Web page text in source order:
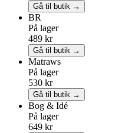
Gå til butik →
BR
På lager
489 kr
Gå til butik →
Matraws
På lager
530 kr
Gå til butik →
Bog & Idé
På lager
649 kr